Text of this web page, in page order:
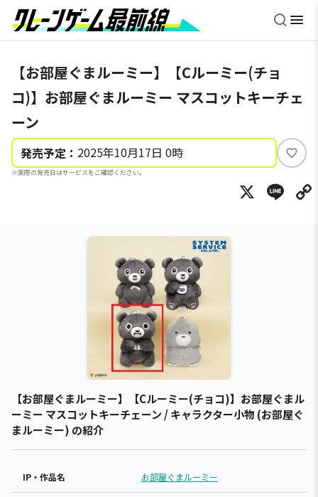
【お部屋ぐまルーミー】【Cルーミー(チョ
コ)】お部屋ぐまルーミー マスコットキーチェ
ーン
発売予定： 2025年10月17日 0時
※実際の発売日はサービスをご確認ください。
い
ね
X
【お部屋ぐまルーミー】【Cルーミー(チョコ)】お部屋ぐまル
ーミー マスコットキーチェーン / キャラクター小物 (お部屋ぐ
まルーミー) の紹介
IP・作品名 お部屋ぐまルーミー